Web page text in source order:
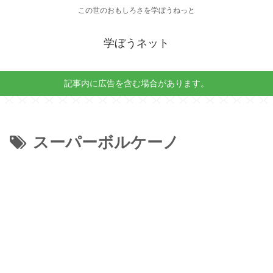
この世のおもしろさを学ぼうねっと
学ぼうネット
記事内に広告を含む場合があります。
スーパーボルケーノ